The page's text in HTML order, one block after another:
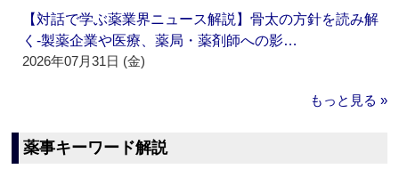
【対話で学ぶ薬業界ニュース解説】骨太の方針を読み解
く‐製薬企業や医療、薬局・薬剤師への影…
2026年07月31日 (金)
もっと見る »
薬事キーワード解説